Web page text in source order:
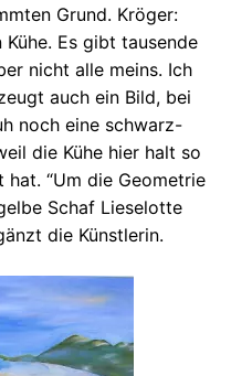
Grund. Kröger:
Es gibt tausende
nicht alle meins. Ich
auch ein Bild, bei
noch eine schwarz-
die Kühe hier halt so
hat. “Um die Geometrie
Schaf Lieselotte
die Künstlerin.